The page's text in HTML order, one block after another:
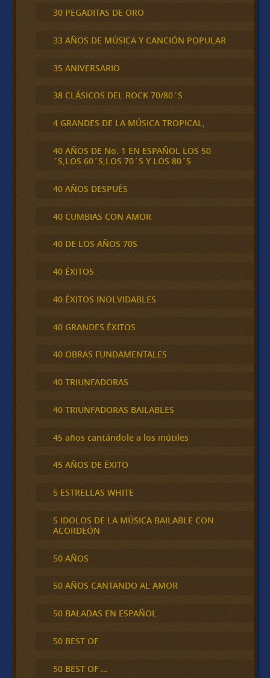
30 PEGADITAS DE ORO
33 AÑOS DE MÚSICA Y CANCIÓN POPULAR
35 ANIVERSARIO
38 CLÁSICOS DEL ROCK 70/80´S
4 GRANDES DE LA MÚSICA TROPICAL,
40 AÑOS DE No. 1 EN ESPAÑOL LOS 50
´S,LOS 60´S,LOS 70´S Y LOS 80´S
40 AÑOS DESPUÉS
40 CUMBIAS CON AMOR
40 DE LOS AÑOS 70S
40 ÉXITOS
40 ÉXITOS INOLVIDABLES
40 GRANDES ÉXITOS
40 OBRAS FUNDAMENTALES
40 TRIUNFADORAS
40 TRIUNFADORAS BAILABLES
45 años cantándole a los inútiles
45 AÑOS DE ÉXITO
5 ESTRELLAS WHITE
5 IDOLOS DE LA MÚSICA BAILABLE CON
ACORDEÓN
50 AÑOS
50 AÑOS CANTANDO AL AMOR
50 BALADAS EN ESPAÑOL
50 BEST OF
50 BEST OF …